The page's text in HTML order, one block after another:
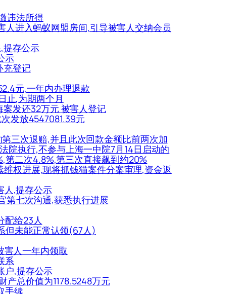
违法所得
进入蚂蚁网盟房间,引导被害人交纳会员
提存公示
示
充登记
元,一年内办理退款
止,为期两个月
发还32万元 被害人登记
发放4547081.39元
三次退赔,并且此次回款金额比前两次加
院执行,不参与上海一中院7月14日启动的
第二次4.8%,第三次直接飙到约20%
权进展,现将抓钱猫案件分案审理,资金返
人,提存公示
第七次沟通,获悉执行进展
配给23人
但未能正常认领(67人)
害人一年内领取
系
户,提存公示
产总价值为1178.5248万元
手续